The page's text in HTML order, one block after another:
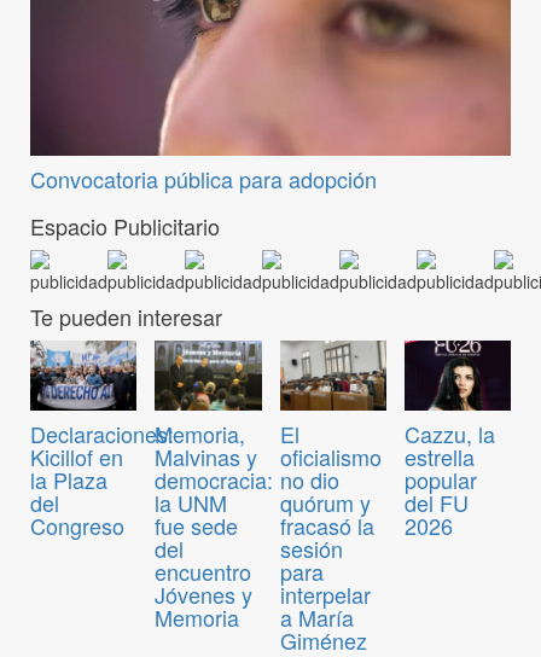
Convocatoria pública para adopción
Espacio Publicitario
Te pueden interesar
Declaraciones:
Kicillof en
la Plaza
del
Congreso
Memoria,
Malvinas y
democracia:
la UNM
fue sede
del
encuentro
Jóvenes y
Memoria
El
oficialismo
no dio
quórum y
fracasó la
sesión
para
interpelar
a María
Giménez
Cazzu, la
estrella
popular
del FU
2026